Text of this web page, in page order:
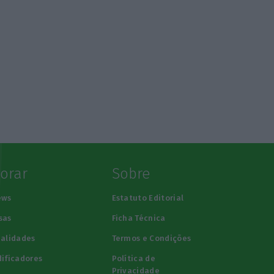
Sobre
Estatuto Editorial
Ficha Técnica
Termos e Condições
Política de
Privacidade